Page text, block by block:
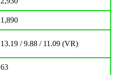
1,890
13.19 / 9.88 / 11.09 (VR)
63